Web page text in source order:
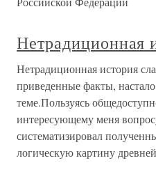
Нетрадиционная
Нетрадиционная история
приведенные факты,
теме.Пользуясь
интересующему меня
систематизировал
логическую картину древней